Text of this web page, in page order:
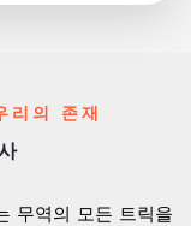
리의 존재
무역의 모든 트릭을